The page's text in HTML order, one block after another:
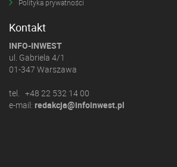
Polityka prywatności
Kontakt
INFO-INWEST
ul. Gabriela 4/1
01-347 Warszawa
tel. +48 22 532 14 00
e-mail: redakcja@infoinwest.pl